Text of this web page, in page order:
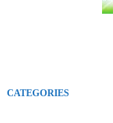
CATEGORIES